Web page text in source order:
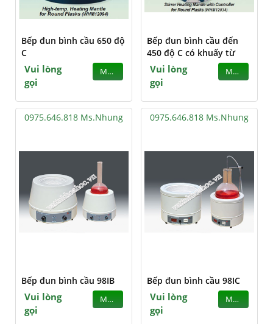
Bếp đun bình cầu 650 độ
C
Vui lòng
gọi
MUA
Bếp đun bình cầu đến
450 độ C có khuấy từ
Vui lòng
gọi
MUA
0975.646.818 Ms.Nhung
Bếp đun bình cầu 98IB
Vui lòng
gọi
MUA
0975.646.818 Ms.Nhung
Bếp đun bình cầu 98IC
Vui lòng
gọi
MUA